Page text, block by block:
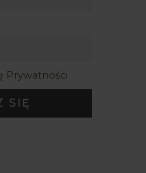
Prywatności